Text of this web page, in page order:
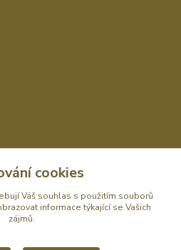
cookies
Váš souhlas s použitím souborů
informace týkající se Vašich
zájmů.